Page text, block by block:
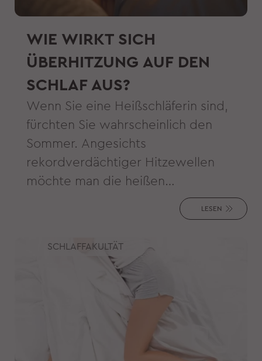
WIE WIRKT SICH
ÜBERHITZUNG AUF DEN
SCHLAF AUS?
Wenn Sie eine Heißschläferin sind,
fürchten Sie wahrscheinlich den
Sommer. Angesichts
rekordverdächtiger Hitzewellen
möchte man die heißen
Sommernächte nicht verschwitzt und
schlaflos im Bett verbringen. Es ist
und kühl zu bleiben, wenn die
Umgebungsluft einer Sauna gleicht.
Man wacht auf und fühlt sich wie ein
alter, ausgetrockneter Schwamm,
Schlimmste. Nächtliche Überhitzung
LESEN
SCHLAFFAKULTÄT